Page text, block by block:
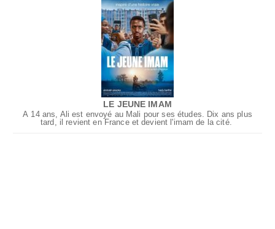
LE JEUNE IMAM
À 14 ans, Ali est envoyé au Mali pour ses études. Dix ans plus
tard, il revient en France et devient l'imam de la cité.